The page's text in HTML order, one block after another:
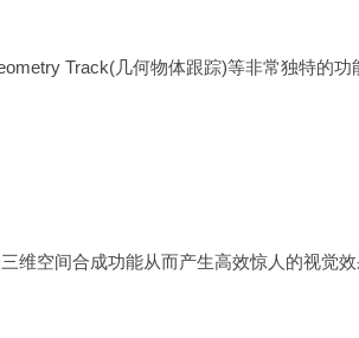
Track(几何物体跟踪)等非常独特的功
空间合成功能从而产生高效惊人的视觉效